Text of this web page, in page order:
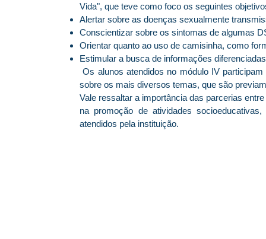
Vida", que teve como foco os seguintes
Alertar sobre as doenças sexualmente
Conscientizar sobre os sintomas de algumas
Orientar quanto ao uso de camisinha, como
Estimular a busca de informações
Os alunos atendidos no módulo IV
sobre os mais diversos temas, que são
Vale ressaltar a importância das parcerias
na promoção de atividades
atendidos pela instituição.